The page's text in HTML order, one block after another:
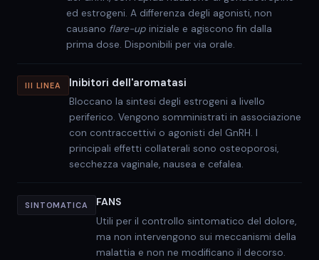
ed estrogeni. A differenza degli agonisti, non
causano flare-up iniziale e agiscono fin dalla
prima dose. Disponibili per via orale.
III LINEA Inibitori dell'aromatasi
Bloccano la sintesi degli estrogeni a livello
periferico. Vengono somministrati in associazione
con contraccettivi o agonisti del GnRH. I
principali effetti collaterali sono osteoporosi,
secchezza vaginale, nausea e cefalea.
SINTOMATICA FANS
Utili per il controllo sintomatico del dolore,
ma non intervengono sui meccanismi della
malattia e non ne modificano il decorso.